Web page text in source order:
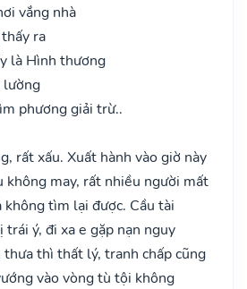
vắng nhà
ra
là Hình thương
lường
phương giải trừ..
rất xấu. Xuất hành vào giờ này
không may, rất nhiều người mất
không tìm lại được. Cầu tài
trái ý, đi xa e gặp nạn nguy
thì thất lý, tranh chấp cũng
vào vòng tù tội không